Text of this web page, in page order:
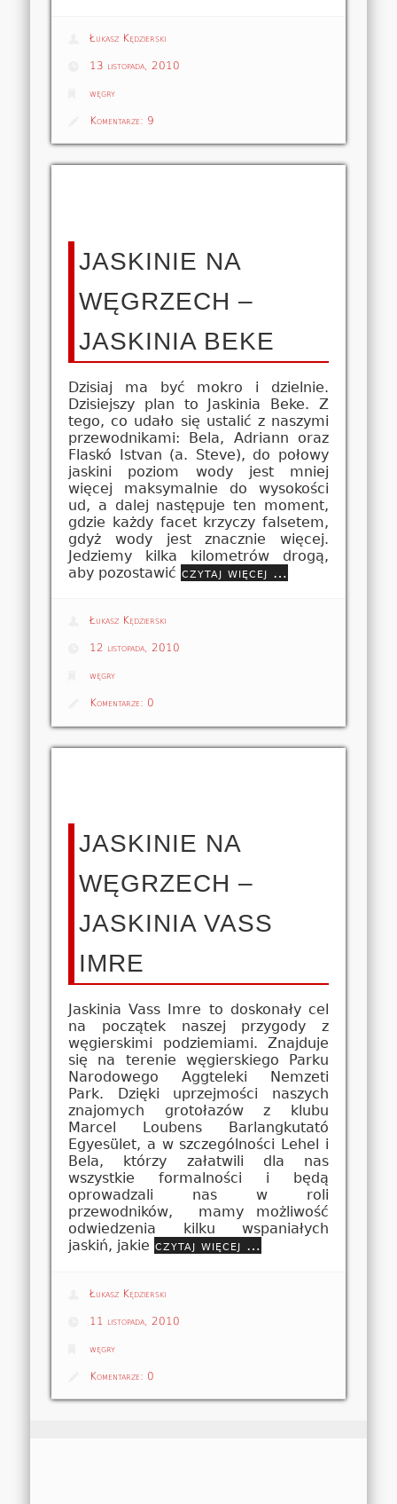
Łukasz Kędzierski
13 listopada, 2010
węgry
Komentarze: 9
JASKINIE NA
WĘGRZECH –
JASKINIA BEKE
Dzisiaj ma być mokro i dzielnie.
Dzisiejszy plan to Jaskinia Beke. Z
tego, co udało się ustalić z naszymi
przewodnikami: Bela, Adriann oraz
Flaskó Istvan (a. Steve), do połowy
jaskini poziom wody jest mniej
więcej maksymalnie do wysokości
ud, a dalej następuje ten moment,
gdzie każdy facet krzyczy falsetem,
gdyż wody jest znacznie więcej.
Jedziemy kilka kilometrów drogą,
aby pozostawić czytaj więcej …
Łukasz Kędzierski
12 listopada, 2010
węgry
Komentarze: 0
JASKINIE NA
WĘGRZECH –
JASKINIA VASS
IMRE
Jaskinia Vass Imre to doskonały cel
na początek naszej przygody z
węgierskimi podziemiami. Znajduje
się na terenie węgierskiego Parku
Narodowego Aggteleki Nemzeti
Park. Dzięki uprzejmości naszych
znajomych grotołazów z klubu
Marcel Loubens Barlangkutató
Egyesület, a w szczególności Lehel i
Bela, którzy załatwili dla nas
wszystkie formalności i będą
oprowadzali nas w roli
przewodników, mamy możliwość
odwiedzenia kilku wspaniałych
jaskiń, jakie czytaj więcej …
Łukasz Kędzierski
11 listopada, 2010
węgry
Komentarze: 0